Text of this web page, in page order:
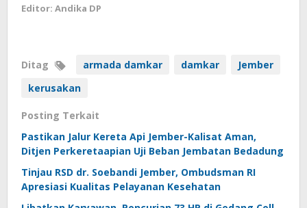
Editor: Andika DP
Ditag armada damkar damkar
Jember
kerusakan
Posting Terkait
Pastikan Jalur Kereta Api Jember-Kalisat Aman,
Ditjen Perkeretaapian Uji Beban Jembatan Bedadung
Tinjau RSD dr. Soebandi Jember, Ombudsman RI
Apresiasi Kualitas Pelayanan Kesehatan